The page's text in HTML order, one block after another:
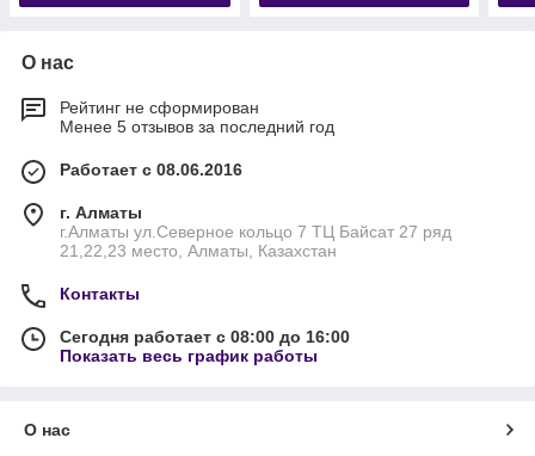
О нас
Рейтинг не сформирован
Менее 5 отзывов за последний год
Работает с 08.06.2016
г. Алматы
г.Алматы ул.Северное кольцо 7 ТЦ Байсат 27 ряд
21,22,23 место, Алматы, Казахстан
Контакты
Сегодня работает с 08:00 до 16:00
Показать весь график работы
О нас